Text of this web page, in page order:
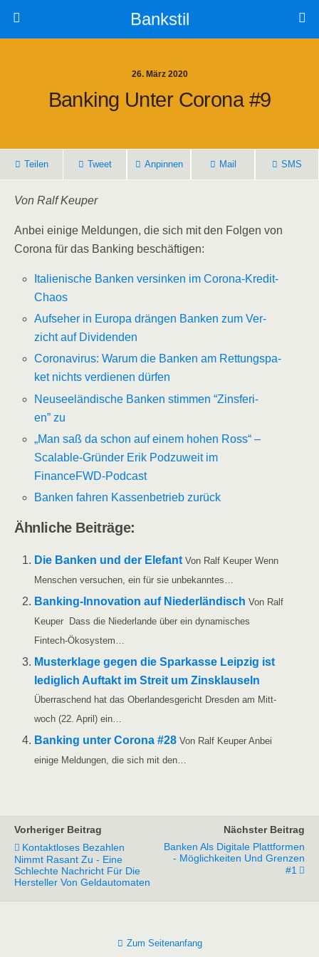
Bankstil
26. März 2020
Ban­king Unter Coro­na #9
Tei­len Tweet Anpin­nen Mail SMS
Von Ralf Keuper
Anbei eini­ge Mel­dun­gen, die sich mit den Fol­gen von
Coro­na für das Ban­king beschäftigen:
Ita­lie­ni­sche Ban­ken ver­sin­ken im Corona-Kredit-
Chaos
Auf­se­her in Euro­pa drän­gen Ban­ken zum Ver­
zicht auf Dividenden
Coro­na­vi­rus: War­um die Ban­ken am Ret­tungs­pa­
ket nichts ver­die­nen dürfen
Neu­see­län­di­sche Ban­ken stim­men “Zins­fe­ri­
en” zu
„Man saß da schon auf einem hohen Ross“ –
Sca­lable-Grün­der Erik Pod­zu­weit im
FinanceFWD-Podcast
Ban­ken fah­ren Kas­sen­be­trieb zurück
Ähn­li­che Beiträge:
Die Ban­ken und der Ele­fant Von Ralf Keu­per Wenn
Men­schen ver­su­chen, ein für sie unbekanntes…
Ban­king-Inno­­va­­ti­on auf Nie­der­län­disch Von Ralf
Keu­per Dass die Nie­der­lan­de über ein dyna­mi­sches
Fintech-Ökosystem…
Mus­ter­kla­ge gegen die Spar­kas­se Leip­zig ist
ledig­lich Auf­takt im Streit um Zins­klau­seln
Über­ra­schend hat das Ober­lan­des­ge­richt Dres­den am Mitt­
woch (22. April) ein…
Ban­king unter Coro­na #28 Von Ralf Keu­per Anbei
eini­ge Mel­dun­gen, die sich mit den…
Vorheriger Beitrag
Kontaktloses Bezahlen
Nimmt Rasant Zu - Eine
Schlechte Nachricht Für Die
Hersteller Von Geldautomaten
Nächster Beitrag
Banken Als Digitale Plattformen
- Möglichkeiten Und Grenzen
#1
Zum Seitenanfang